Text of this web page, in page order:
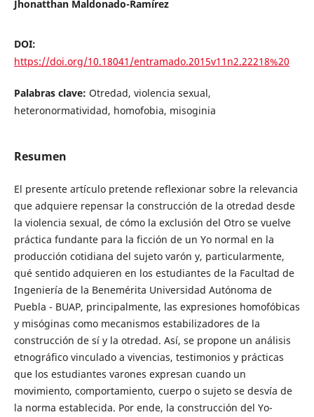
Jhonatthan Maldonado-Ramírez
DOI:
https://doi.org/10.18041/entramado.2015v11n2.22218%20
Palabras clave: Otredad, violencia sexual,
heteronormatividad, homofobia, misoginia
Resumen
El presente artículo pretende reflexionar sobre la relevancia
que adquiere repensar la construcción de la otredad desde
la violencia sexual, de cómo la exclusión del Otro se vuelve
práctica fundante para la ficción de un Yo normal en la
producción cotidiana del sujeto varón y, particularmente,
qué sentido adquieren en los estudiantes de la Facultad de
Ingeniería de la Benemérita Universidad Autónoma de
Puebla - BUAP, principalmente, las expresiones homofóbicas
y misóginas como mecanismos estabilizadores de la
construcción de sí y la otredad. Así, se propone un análisis
etnográfico vinculado a vivencias, testimonios y prácticas
que los estudiantes varones expresan cuando un
movimiento, comportamiento, cuerpo o sujeto se desvía de
la norma establecida. Por ende, la construcción del Yo-